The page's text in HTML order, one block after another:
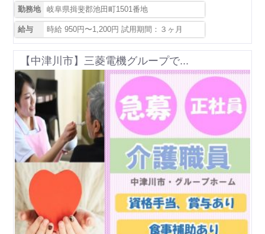
勤務地 岐阜県揖斐郡池田町1501番地
給与 時給 950円〜1,200円 試用期間：３ヶ月
【中津川市】三菱電機グループで...